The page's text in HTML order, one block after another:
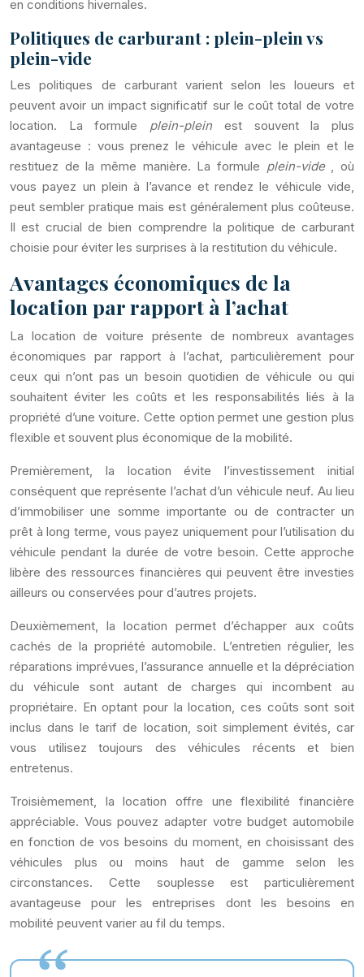
en conditions hivernales.
Politiques de carburant : plein-plein vs
plein-vide
Les politiques de carburant varient selon les loueurs et
peuvent avoir un impact significatif sur le coût total de votre
location. La formule plein-plein est souvent la plus
avantageuse : vous prenez le véhicule avec le plein et le
restituez de la même manière. La formule plein-vide , où
vous payez un plein à l’avance et rendez le véhicule vide,
peut sembler pratique mais est généralement plus coûteuse.
Il est crucial de bien comprendre la politique de carburant
choisie pour éviter les surprises à la restitution du véhicule.
Avantages économiques de la
location par rapport à l’achat
La location de voiture présente de nombreux avantages
économiques par rapport à l’achat, particulièrement pour
ceux qui n’ont pas un besoin quotidien de véhicule ou qui
souhaitent éviter les coûts et les responsabilités liés à la
propriété d’une voiture. Cette option permet une gestion plus
flexible et souvent plus économique de la mobilité.
Premièrement, la location évite l’investissement initial
conséquent que représente l’achat d’un véhicule neuf. Au lieu
d’immobiliser une somme importante ou de contracter un
prêt à long terme, vous payez uniquement pour l’utilisation du
véhicule pendant la durée de votre besoin. Cette approche
libère des ressources financières qui peuvent être investies
ailleurs ou conservées pour d’autres projets.
Deuxièmement, la location permet d’échapper aux coûts
cachés de la propriété automobile. L’entretien régulier, les
réparations imprévues, l’assurance annuelle et la dépréciation
du véhicule sont autant de charges qui incombent au
propriétaire. En optant pour la location, ces coûts sont soit
inclus dans le tarif de location, soit simplement évités, car
vous utilisez toujours des véhicules récents et bien
entretenus.
Troisièmement, la location offre une flexibilité financière
appréciable. Vous pouvez adapter votre budget automobile
en fonction de vos besoins du moment, en choisissant des
véhicules plus ou moins haut de gamme selon les
circonstances. Cette souplesse est particulièrement
avantageuse pour les entreprises dont les besoins en
mobilité peuvent varier au fil du temps.